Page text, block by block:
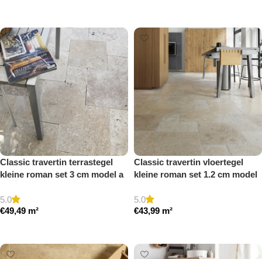
Classic travertin terrastegel
kleine roman set 3 cm model a
5.0
€49,49 m²
Classic travertin vloertegel
kleine roman set 1.2 cm model
5.0
€43,99 m²